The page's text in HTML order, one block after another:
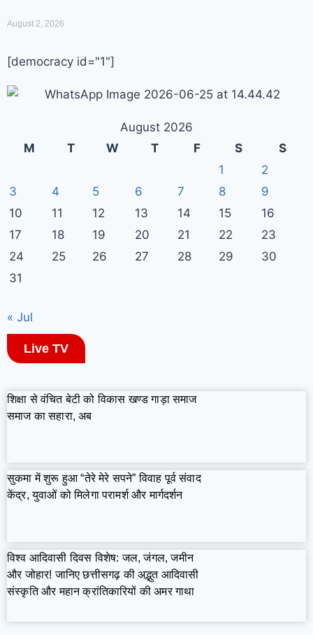
August 2, 2026
[democracy id="1"]
August 2026
M
T W T F S
S
1
2
3
4 5 6 7 8
9
10
11 12 13 14 15
16
17
18 19 20 21 22
23
24
25 26 27 28 29
30
31
« Jul
Live TV
शिक्षा से वंचित बेटी को विकास खण्ड गाड़ा समाज
समाज का सहारा, अब
सुकमा में शुरू हुआ “तेरे मेरे सपने” विवाह पूर्व संवाद
केंद्र, युवाओं को मिलेगा परामर्श और मार्गदर्शन
विश्व आदिवासी दिवस विशेष: जल, जंगल, जमीन
और जोहार! जानिए छत्तीसगढ़ की अद्भुत आदिवासी
संस्कृति और महान क्रांतिकारियों की अमर गाथा